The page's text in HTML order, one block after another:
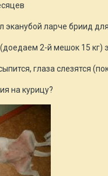
эканубой ларче бриид
2-й мешок 15 кг)
глаза слезятся
на курицу?